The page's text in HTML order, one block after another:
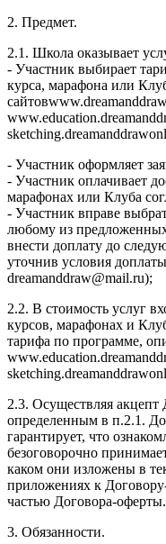
2. Предмет.
2.1. Школа оказывает
- Участник выбирает
курса, марафона или
- Участник оформляет
- Участник оплачивает
марафонах или Клуба
- Участник вправе
любому из
внести доплату до
уточнив условия
dreamanddraw@mail.ru);
2.2. В стоимость услуг
курсов, марафонах и
тарифа по программе,
2.3. Осуществляя акцепт
определенным в п.2.1.
гарантирует, что
безоговорочно
каком они изложены в
приложениях к
частью Договора-оферты.
3. Обязанности.